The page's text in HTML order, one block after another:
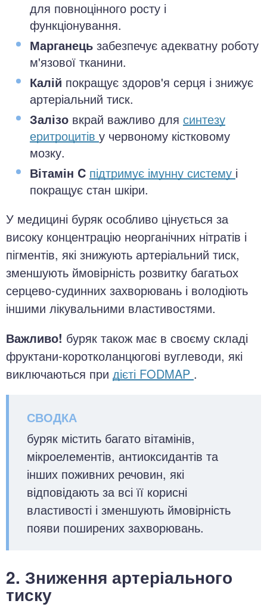
для повноцінного росту і
функціонування.
Марганець забезпечує адекватну роботу
м'язової тканини.
Калій покращує здоров'я серця і знижує
артеріальний тиск.
Залізо вкрай важливо для синтезу
еритроцитів у червоному кістковому
мозку.
Вітамін C підтримує імунну систему і
покращує стан шкіри.
У медицині буряк особливо цінується за
високу концентрацію неорганічних нітратів і
пігментів, які знижують артеріальний тиск,
зменшують ймовірність розвитку багатьох
серцево-судинних захворювань і володіють
іншими лікувальними властивостями.
Важливо! буряк також має в своєму складі
фруктани-коротколанцюгові вуглеводи, які
виключаються при дієті FODMAP .
буряк містить багато вітамінів,
мікроелементів, антиоксидантів та
інших поживних речовин, які
відповідають за всі її корисні
властивості і зменшують ймовірність
появи поширених захворювань.
2. Зниження артеріального
тиску